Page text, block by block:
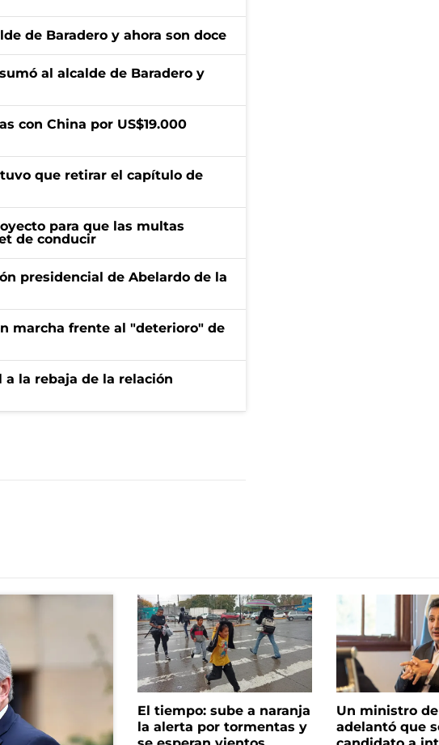
de Baradero y ahora son doce
al alcalde de Baradero y
con China por US$19.000
que retirar el capítulo de
para que las multas
de conducir
presidencial de Abelardo de la
marcha frente al "deterioro" de
la rebaja de la relación
El tiempo: sube a naranja
la alerta por tormentas y
Un ministro
adelantó que